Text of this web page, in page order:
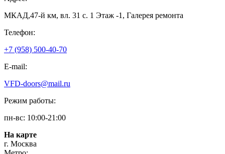
МКАД,47-й км, вл. 31 с. 1 Этаж -1, Галерея ремонта
Телефон:
+7 (958) 500-40-70
E-mail:
VFD-doors@mail.ru
Режим работы:
пн-вс: 10:00-21:00
На карте
г. Москва